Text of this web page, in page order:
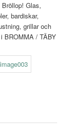
Glas,
bardiskar,
grillar och
BROMMA / TÄBY